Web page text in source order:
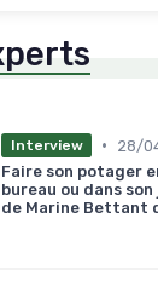
Interview •
28/
Faire son potager
bureau ou dans
de Marine Bettant